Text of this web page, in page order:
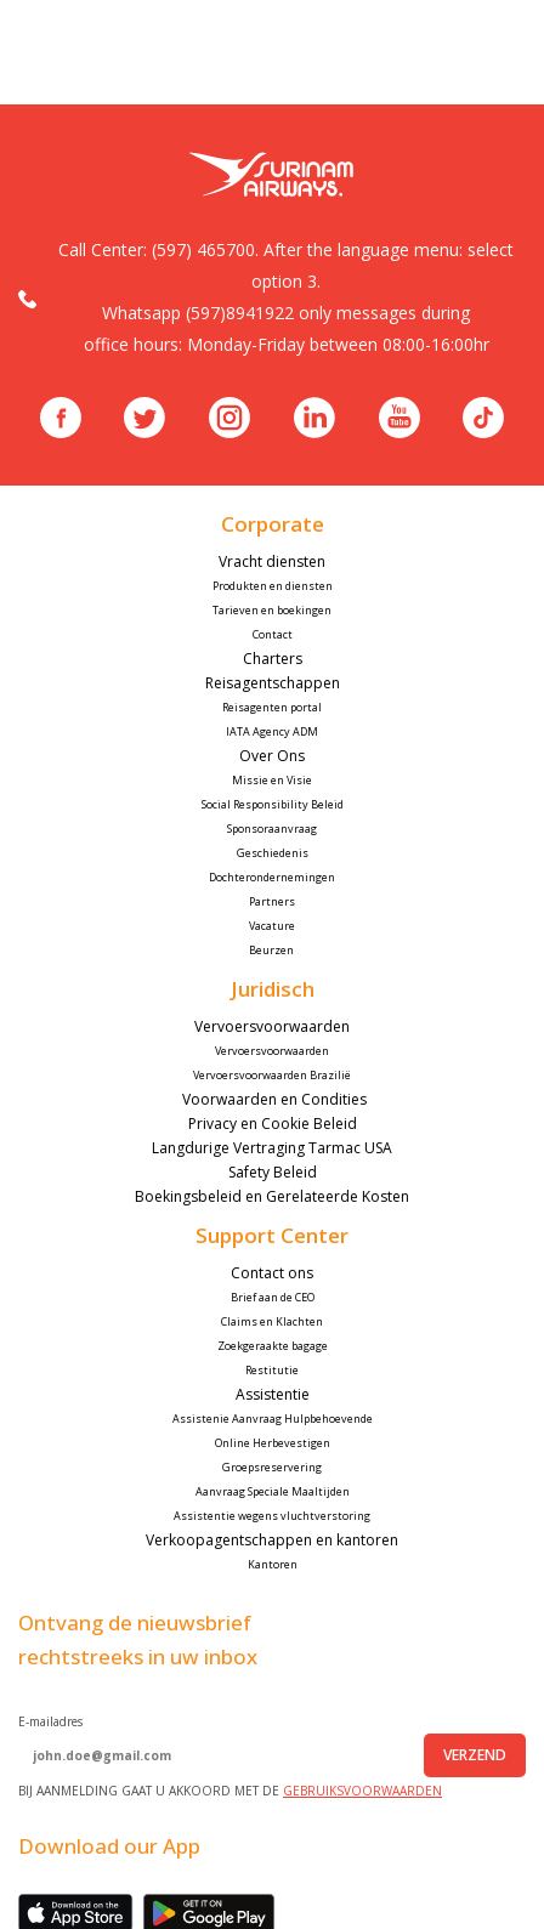
Call Center: (597) 465700. After the language menu: select
option 3.
Whatsapp (597)8941922 only messages during
office hours: Monday-Friday between 08:00-16:00hr
Corporate
Vracht diensten
Produkten en diensten
Tarieven en boekingen
Contact
Charters
Reisagentschappen
Reisagenten portal
IATA Agency ADM
Over Ons
Missie en Visie
Social Responsibility Beleid
Sponsoraanvraag
Geschiedenis
Dochterondernemingen
Partners
Vacature
Beurzen
Juridisch
Vervoersvoorwaarden
Vervoersvoorwaarden
Vervoersvoorwaarden Brazilië
Voorwaarden en Condities
Privacy en Cookie Beleid
Langdurige Vertraging Tarmac USA
Safety Beleid
Boekingsbeleid en Gerelateerde Kosten
Support Center
Contact ons
Brief aan de CEO
Claims en Klachten
Zoekgeraakte bagage
Restitutie
Assistentie
Assistenie Aanvraag Hulpbehoevende
Online Herbevestigen
Groepsreservering
Aanvraag Speciale Maaltijden
Assistentie wegens vluchtverstoring
Verkoopagentschappen en kantoren
Kantoren
Ontvang de nieuwsbrief
rechtstreeks in uw inbox
E-mailadres
VERZEND
BIJ AANMELDING GAAT U AKKOORD MET DE GEBRUIKSVOORWAARDEN
Download our App